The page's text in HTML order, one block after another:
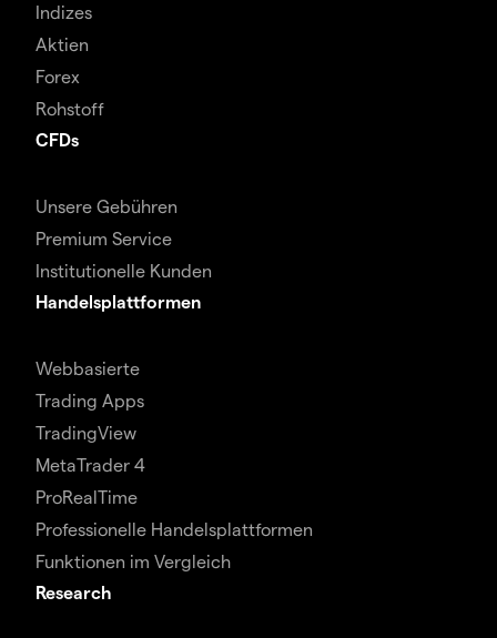
Indizes
Aktien
Forex
Rohstoff
CFDs
Unsere Gebühren
Premium Service
Institutionelle Kunden
Handelsplattformen
Webbasierte
Trading Apps
TradingView
MetaTrader 4
ProRealTime
Professionelle Handelsplattformen
Funktionen im Vergleich
Research